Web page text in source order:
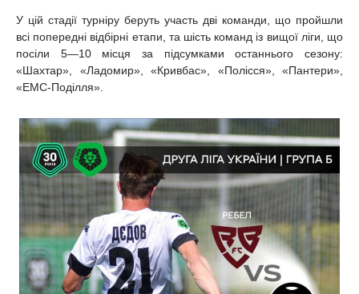
У цій стадії турніру беруть участь дві команди, що пройшли
всі попередні відбірні етапи, та шість команд із вищої ліги, що
посіли 5—10 місця за підсумками останнього сезону:
«Шахтар», «Ладомир», «Кривбас», «Полісся», «Пантери»,
«ЕМС-Поділля».